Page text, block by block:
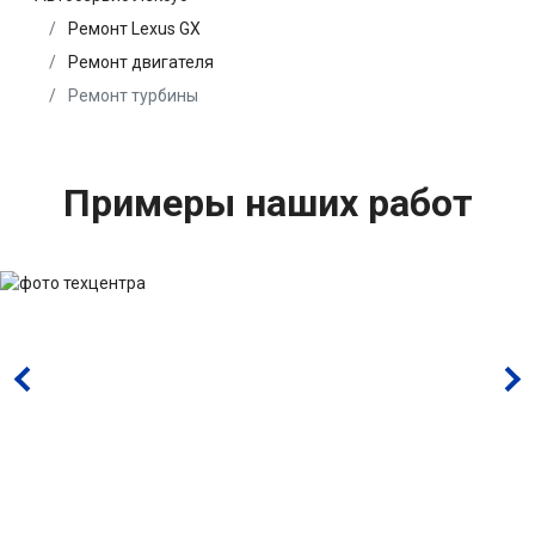
Ремонт Lexus GX
Ремонт двигателя
Ремонт турбины
Примеры наших работ